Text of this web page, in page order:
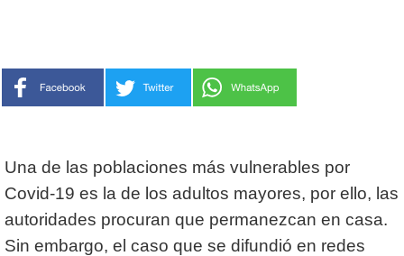
Una de las poblaciones más vulnerables por
Covid-19 es la de los adultos mayores, por ello, las
autoridades procuran que permanezcan en casa.
Sin embargo, el caso que se difundió en redes